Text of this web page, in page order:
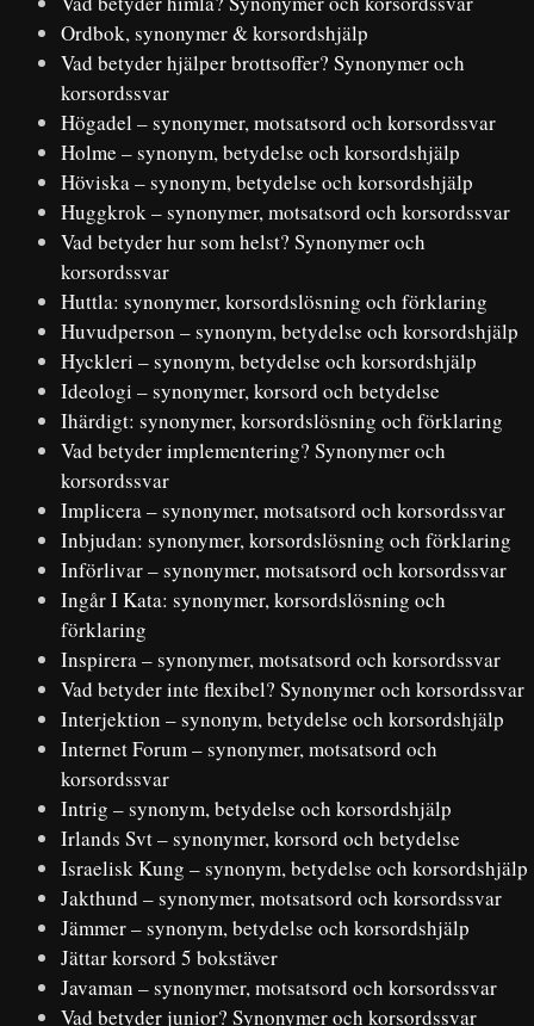
Ordbok, synonymer & korsordshjälp
Vad betyder hjälper brottsoffer? Synonymer och
korsordssvar
Högadel – synonymer, motsatsord och korsordssvar
Holme – synonym, betydelse och korsordshjälp
Höviska – synonym, betydelse och korsordshjälp
Huggkrok – synonymer, motsatsord och korsordssvar
Vad betyder hur som helst? Synonymer och
korsordssvar
Huttla: synonymer, korsordslösning och förklaring
Huvudperson – synonym, betydelse och korsordshjälp
Hyckleri – synonym, betydelse och korsordshjälp
Ideologi – synonymer, korsord och betydelse
Ihärdigt: synonymer, korsordslösning och förklaring
Vad betyder implementering? Synonymer och
korsordssvar
Implicera – synonymer, motsatsord och korsordssvar
Inbjudan: synonymer, korsordslösning och förklaring
Införlivar – synonymer, motsatsord och korsordssvar
Ingår I Kata: synonymer, korsordslösning och
förklaring
Inspirera – synonymer, motsatsord och korsordssvar
Vad betyder inte flexibel? Synonymer och korsordssvar
Interjektion – synonym, betydelse och korsordshjälp
Internet Forum – synonymer, motsatsord och
korsordssvar
Intrig – synonym, betydelse och korsordshjälp
Irlands Svt – synonymer, korsord och betydelse
Israelisk Kung – synonym, betydelse och korsordshjälp
Jakthund – synonymer, motsatsord och korsordssvar
Jämmer – synonym, betydelse och korsordshjälp
Jättar korsord 5 bokstäver
Javaman – synonymer, motsatsord och korsordssvar
Vad betyder junior? Synonymer och korsordssvar